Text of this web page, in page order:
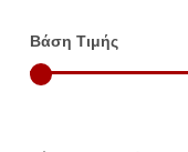
Βάση Τιμής